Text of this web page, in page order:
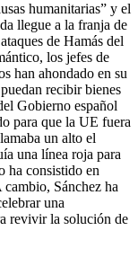
humanitarias” y el
llegue a la franja de
de Hamás del
los jefes de
han ahondado en su
recibir bienes
Gobierno español
para que la UE fuera
un alto el
una línea roja para
ha consistido en
Sánchez ha
una
revivir la solución de